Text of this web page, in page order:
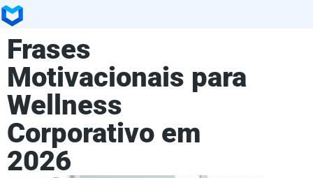
Frases
Motivacionais para
Wellness
Corporativo em
2026